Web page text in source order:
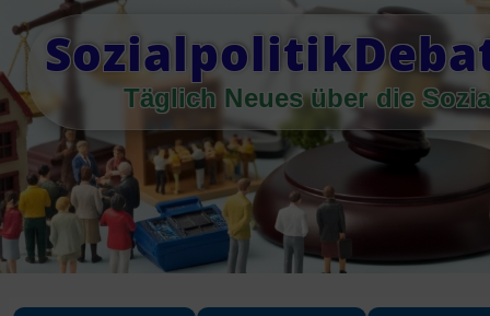
Skip
to
content
Täglich Neues über die